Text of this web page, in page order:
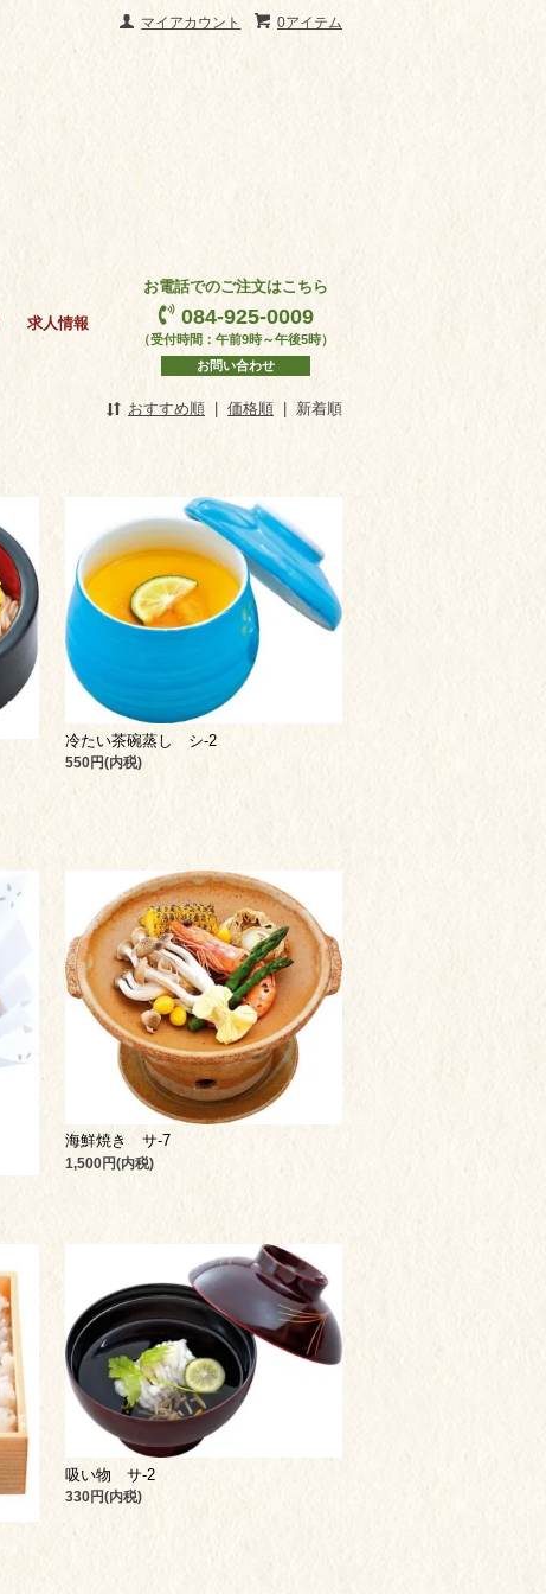
0アイテム
マイアカウント
求人情報
お電話でのご注文はこちら
084-925-0009
（受付時間：午前9時～午後5時）
お問い合わせ
おすすめ順 価格順 新着順
冷たい茶碗蒸し シ-2
550円(内税)
海鮮焼き サ-7
1,500円(内税)
吸い物 サ-2
330円(内税)